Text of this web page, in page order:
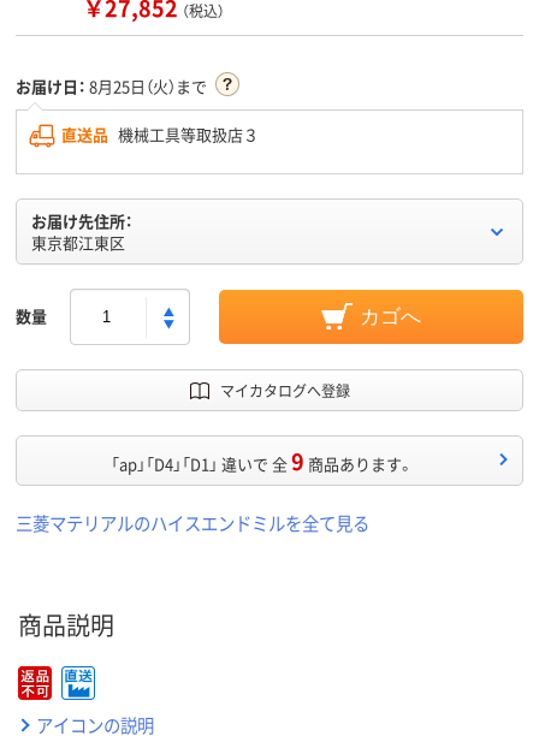
￥27,852 （税込）
お届け日： 8月25日（火）まで
直送品 機械工具等取扱店３
お届け先住所：
東京都江東区
数量 カゴへ
マイカタログへ登録
「ap」「D4」「D1」 違いで 全9 商品あります。
三菱マテリアルのハイスエンドミルを全て見る
商品説明
アイコンの説明